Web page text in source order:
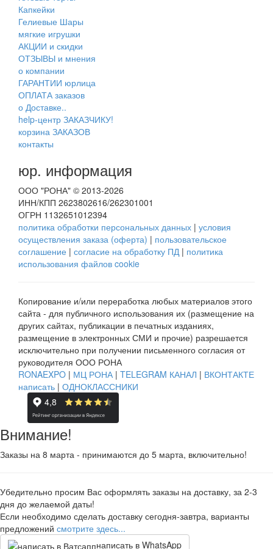
Капкейки
Гелиевые Шары
мягкие игрушки
АКЦИИ и скидки
ОТЗЫВЫ и мнения
о компании
ГАРАНТИИ юрлица
ОПЛАТА заказов
о Доставке..
help-центр ЗАКАЗЧИКУ!
корзина ЗАКАЗОВ
контакты
юр. информация
ООО "РОНА" © 2013-2026
ИНН/КПП 2623802616/262301001
ОГРН 1132651012394
политика обработки персональных данных | условия
осуществления заказа (оферта) | пользовательское
соглашение | согласие на обработку ПД | политика
использования файлов cookie
Копирование и/или переработка любых материалов этого
сайта - для публичного использования их (размещение на
других сайтах, публикации в печатных изданиях,
размещение в электронных СМИ и прочие) разрешается
исключительно при получении письменного согласия от
руководителя ООО РОНА
RONAEXPO | МЦ РОНА | TELEGRAM КАНАЛ | ВКОНТАКТЕ
написать | ОДНОКЛАССНИКИ
Внимание!
Заказы на 8 марта - принимаются до 5 марта, включительно!
Убедительно просим Вас оформлять заказы на доставку, за 2-3
дня до желаемой даты!
Если необходимо сделать доставку сегодня-завтра, варианты
предложений смотрите здесь...
написать в WhatsApp